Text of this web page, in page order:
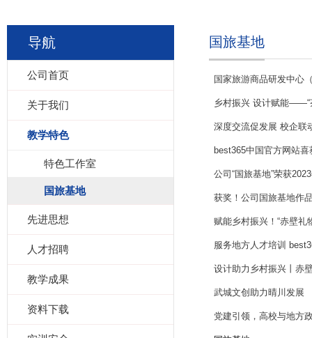
导航
公司首页
关于我们
教学特色
特色工作室
国旅基地
先进思想
人才招聘
教学成果
资料下载
国旅基地
国家旅游商品研发中心
乡村振兴 设计赋能——“
深度交流促发展 校企联
best365中国官方网站
公司“国旅基地”荣获
获奖！公司国旅基地作
赋能乡村振兴！“赤壁礼
服务地方人才培训
设计助力乡村振兴丨赤
武城文创助力晴川发展
党建引领，高校与地方